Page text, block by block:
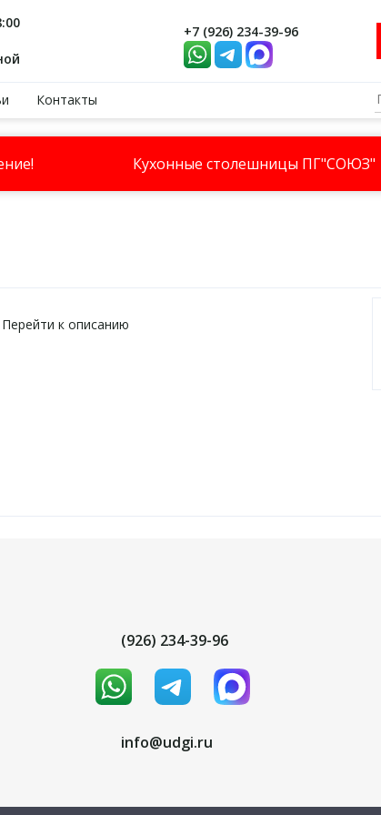
+7 (926) 234-39-96
Контакты
Кухонные столешницы ПГ"СОЮЗ"
Перейти к описанию
(926) 234-39-96
info@udgi.ru